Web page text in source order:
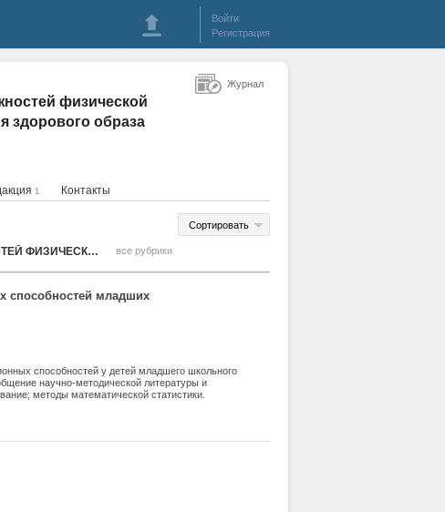
Войти
Регистрация
физической
здорового образа
1 Контакты
Сортировать
МЕДИКО-БИОЛОГИЧЕСКИЕ АСПЕКТЫ ИСПОЛЬЗОВАНИЯ ВОЗМОЖНОСТЕЙ ФИЗИЧЕСКОЙ КУЛЬТУРЫ, СПОРТА И ТУРИЗМА В ПРОЦЕССАХ ФОРМИРОВАНИЯ ЗДОРОВОГО ОБРАЗА ЖИЗНИ все рубрики
способностей младших
способностей у детей младшего школьного
научно-методической литературы и
методы математической статистики.
Журнал